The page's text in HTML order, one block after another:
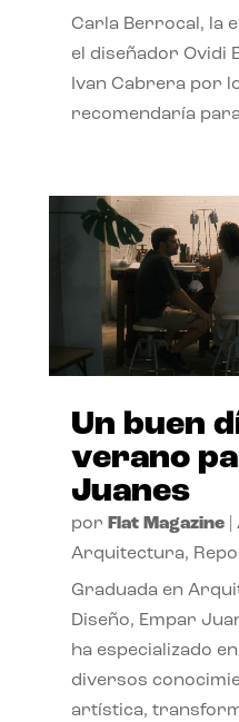
Carla Berrocal, la
el diseñador Ovidi
Ivan Cabrera por
recomendaría
Un buen
verano
Juanes
por Flat Magazine|
Arquitectura,
Graduada en
Diseño, Empar
ha especializado
diversos
artística,